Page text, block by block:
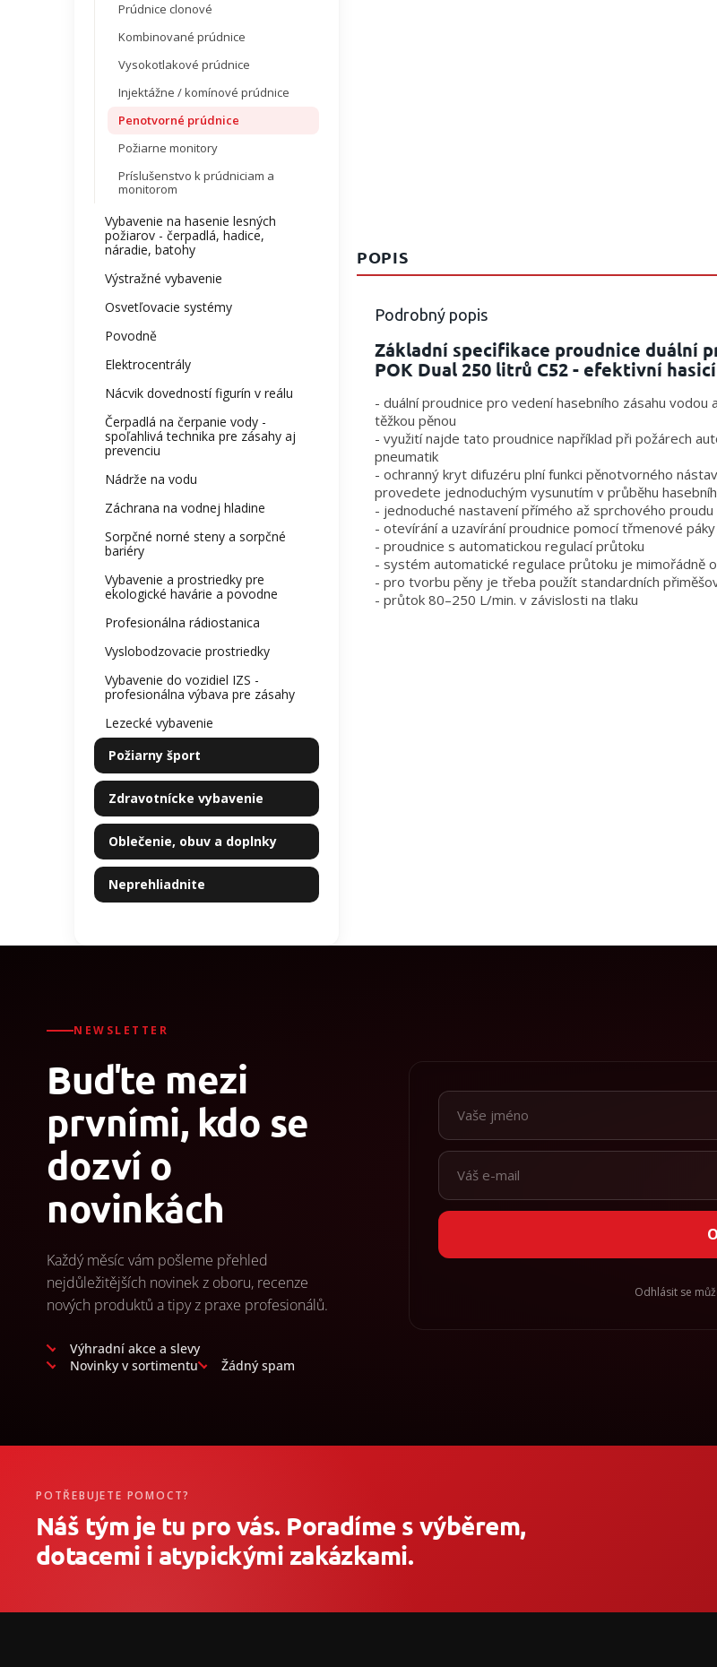
Prúdnice clonové
Kombinované prúdnice
Vysokotlakové prúdnice
Injektážne / komínové prúdnice
Penotvorné prúdnice
Požiarne monitory
Príslušenstvo k prúdniciam a
monitorom
Vybavenie na hasenie lesných
požiarov - čerpadlá, hadice,
náradie, batohy
Výstražné vybavenie
Osvetľovacie systémy
Povodně
Elektrocentrály
Nácvik dovedností figurín v reálu
Čerpadlá na čerpanie vody -
spoľahlivá technika pre zásahy aj
prevenciu
Nádrže na vodu
Záchrana na vodnej hladine
Sorpčné norné steny a sorpčné
bariéry
Vybavenie a prostriedky pre
ekologické havárie a povodne
Profesionálna rádiostanica
Vyslobodzovacie prostriedky
Vybavenie do vozidiel IZS -
profesionálna výbava pre zásahy
Lezecké vybavenie
Požiarny šport
Zdravotnícke vybavenie
Oblečenie, obuv a doplnky
Neprehliadnite
POPIS
Podrobný popis
Základní specifikace proudnice duální
POK Dual 250 litrů C52 - efektivní
- duální proudnice pro vedení hasebního zásahu
těžkou pěnou
- využití najde tato proudnice například při požárech
pneumatik
- ochranný kryt difuzéru plní funkci pěnotvorného
provedete jednoduchým vysunutím v průběhu
- jednoduché nastavení přímého až sprchového proudu
- otevírání a uzavírání proudnice pomocí třmenové páky
- proudnice s automatickou regulací průtoku
- systém automatické regulace průtoku je mimořádně
- pro tvorbu pěny je třeba použít standardních
- průtok 80–250 L/min. v závislosti na tlaku
NEWSLETTER
Buďte mezi
prvními, kdo se
dozví o
novinkách
Každý měsíc vám pošleme přehled
nejdůležitějších novinek z oboru, recenze
nových produktů a tipy z praxe profesionálů.
Výhradní akce a slevy
Novinky v sortimentu
Žádný spam
Odhlásit se
POTŘEBUJETE POMOCT?
Náš tým je tu pro vás. Poradíme s výběrem,
dotacemi i atypickými zakázkami.